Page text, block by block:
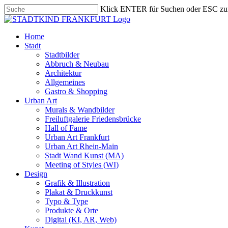
Skip
to
content
Klick ENTER für Suchen oder ESC
Close
search
Menu
Home
Stadt
Stadtbilder
Abbruch & Neubau
Architektur
Allgemeines
Gastro & Shopping
Urban Art
Murals & Wandbilder
Freiluftgalerie Friedensbrücke
Hall of Fame
Urban Art Frankfurt
Urban Art Rhein-Main
Stadt Wand Kunst (MA)
Meeting of Styles (WI)
Design
Grafik & Illustration
Plakat & Druckkunst
Typo & Type
Produkte & Orte
Digital (KI, AR, Web)